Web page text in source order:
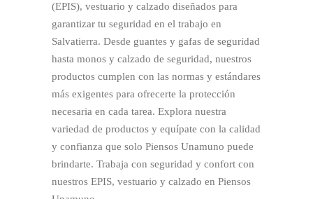
(EPIS), vestuario y calzado diseñados para
garantizar tu seguridad en el trabajo en
Salvatierra. Desde guantes y gafas de seguridad
hasta monos y calzado de seguridad, nuestros
productos cumplen con las normas y estándares
más exigentes para ofrecerte la protección
necesaria en cada tarea. Explora nuestra
variedad de productos y equípate con la calidad
y confianza que solo Piensos Unamuno puede
brindarte. Trabaja con seguridad y confort con
nuestros EPIS, vestuario y calzado en Piensos